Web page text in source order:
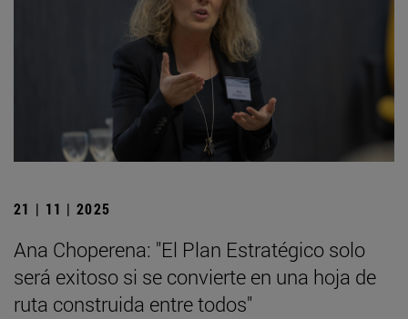
21 | 11 | 2025
Ana Choperena: "El Plan Estratégico solo
será exitoso si se convierte en una hoja de
ruta construida entre todos"